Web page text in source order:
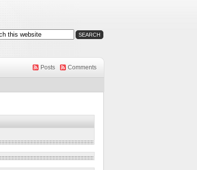
Posts Comments